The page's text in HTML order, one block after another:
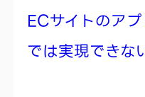
ECサイトのア
では実現できな